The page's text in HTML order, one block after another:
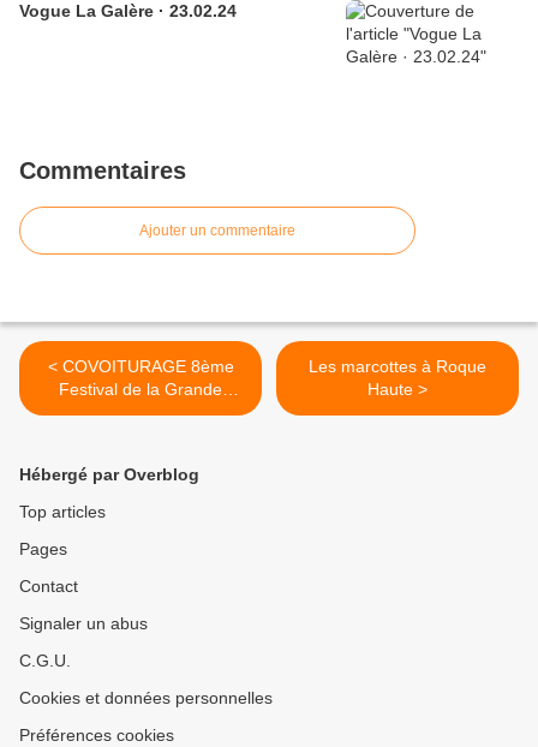
Vogue La Galère · 23.02.24
Commentaires
Ajouter un commentaire
< COVOITURAGE 8ème
Festival de la Grande
Famille
Les marcottes à Roque
Haute >
Hébergé par Overblog
Top articles
Pages
Contact
Signaler un abus
C.G.U.
Cookies et données personnelles
Préférences cookies